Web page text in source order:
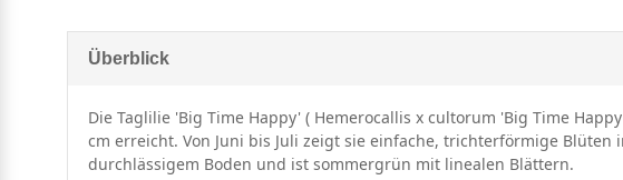
Überblick
Die Taglilie 'Big Time Happy' ( Hemerocallis x cultorum 'Big Time
cm erreicht. Von Juni bis Juli zeigt sie einfache, trichterförmige
durchlässigem Boden und ist sommergrün mit linealen Blättern.